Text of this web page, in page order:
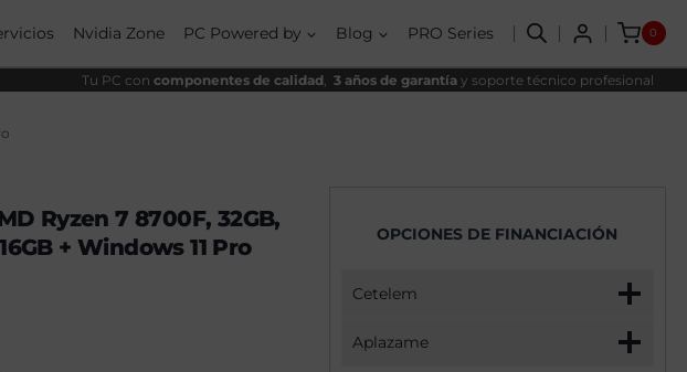
Nvidia Zone PC Powered by Blog PRO Series 0
Tu PC con componentes de calidad, 3 años de garantía y soporte técnico profesional
Ryzen 7 8700F, 32GB,
+ Windows 11 Pro
OPCIONES DE FINANCIACIÓN
Cetelem
Aplazame
era:
2169,00€.
es:
1879,00€.
Ryzen
8700F,
32GB,